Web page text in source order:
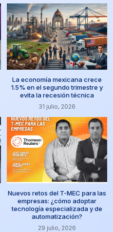
La economía mexicana crece
1.5% en el segundo trimestre y
evita la recesión técnica
31 julio, 2026
Nuevos retos del T-MEC para las
empresas: ¿cómo adoptar
tecnología especializada y de
automatización?
29 julio, 2026